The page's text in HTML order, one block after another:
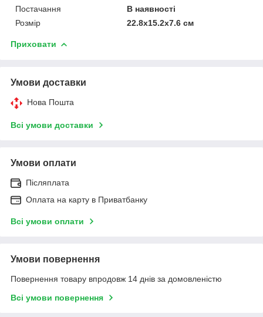
Постачання
В наявності
Розмір
22.8x15.2x7.6 см
Приховати
Умови доставки
Нова Пошта
Всі умови доставки
Умови оплати
Післяплата
Оплата на карту в Приватбанку
Всі умови оплати
Умови повернення
Повернення товару впродовж 14 днів за домовленістю
Всі умови повернення